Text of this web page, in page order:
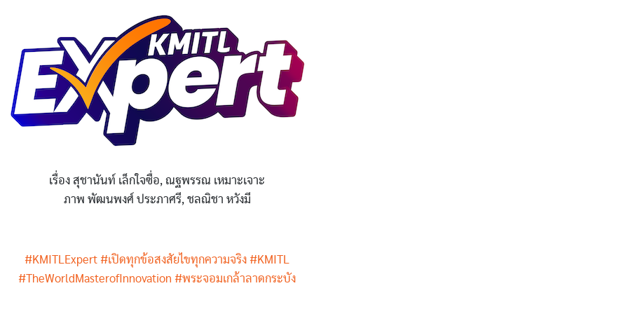
เรื่อง สุชานันท์ เล็กใจซื่อ, ณฐพรรณ เหมาะเจาะ
ภาพ พัฒนพงศ์ ประภาศรี, ชลณิชา หวังมี
#KMITLExpert #เปิดทุกข้อสงสัยไขทุกความจริง #KMITL
#TheWorldMasterofInnovation #พระจอมเกล้าลาดกระบัง